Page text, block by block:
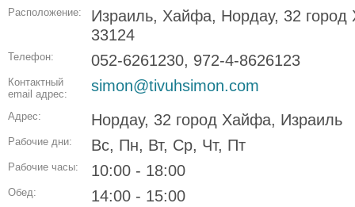
Расположение:
Израиль, Хайфа, Нордау, 32
33124
Телефон: 052-6261230, 972-4-8626123
Контактный
email адрес:
simon@tivuhsimon.com
Адрес: Нордау, 32 город Хайфа, Израиль
Рабочие дни: Вс, Пн, Вт, Ср, Чт, Пт
Рабочие часы: 10:00 - 18:00
Обед: 14:00 - 15:00